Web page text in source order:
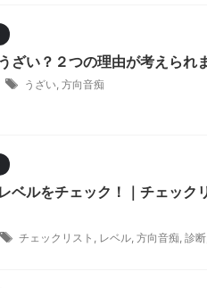
ざい？２つの理由が考えられ
うざい, 方向音痴
ベルをチェック！｜チェック
チェックリスト , レベル, 方向音痴, 診断